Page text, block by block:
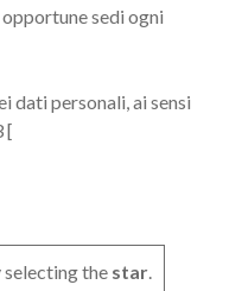
sedi ogni
dati personali, ai sensi
[
selecting the star.